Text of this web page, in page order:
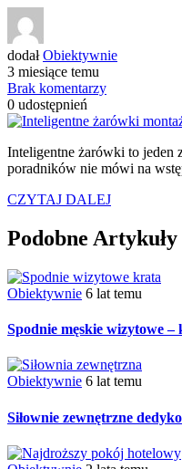
dodałObiektywnie
3 miesiące temu
Brak komentarzy
0 udostępnień
Inteligentne żarówki to jeden
poradników nie mówi na
CZYTAJ DALEJ
Podobne Artykuły
Obiektywnie 6 lat temu
Spodnie męskie wizytowe
Obiektywnie 6 lat temu
Siłownie zewnętrzne